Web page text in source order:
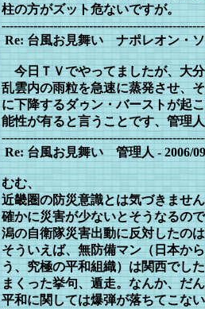
柱の方がズット危ないですが。
Re: 台風お見舞い ナポレオン・ソ
今日ＴＶでやってましたが、大分
乱雲内の雨粒を急速に蒸発させ、
に下降するダゥン・バーストが起
能性が有ると言うことです、管理
Re: 台風お見舞い 管理人 - 2006/
むむ、
近畿圏の防災意識とは気づきませ
確かに災害が少ないとそうなるの
潟の自衛隊災害出動に反対したの
そういえば、無防備マン（日本か
う、究極の平和組織）は関西でし
まくった挙句、遁走。なんか、だ
平和に関しては爆弾が落ちてこな